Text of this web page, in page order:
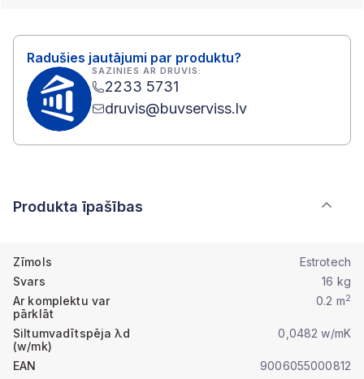
Radušies jautājumi par produktu?
SAZINIES AR DRUVIS:
2233 5731
druvis@buvserviss.lv
Produkta īpašības
Zīmols
Estrotech
Svars
16 kg
Ar komplektu var
pārklāt
0.2 m2
Siltumvadītspēja λd
(w/mk)
0,0482 w/mK
EAN 9006055000812